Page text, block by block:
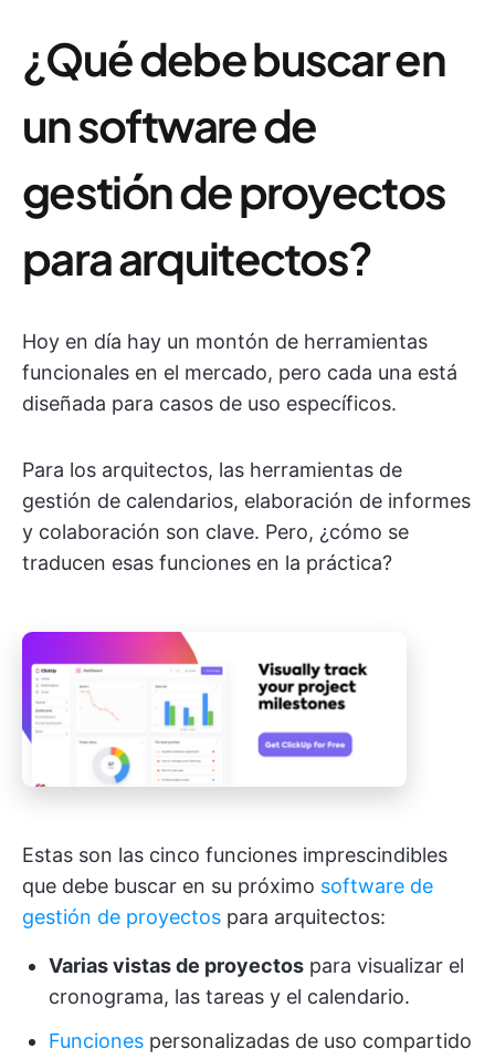
¿Qué debe buscar en
un software de
gestión de proyectos
para arquitectos?
Hoy en día hay un montón de herramientas
funcionales en el mercado, pero cada una está
diseñada para casos de uso específicos.
Para los arquitectos, las herramientas de
gestión de calendarios, elaboración de informes
y colaboración son clave. Pero, ¿cómo se
traducen esas funciones en la práctica?
Estas son las cinco funciones imprescindibles
que debe buscar en su próximo software de
gestión de proyectos para arquitectos:
Varias vistas de proyectos para visualizar el
cronograma, las tareas y el calendario.
Funciones personalizadas de uso compartido